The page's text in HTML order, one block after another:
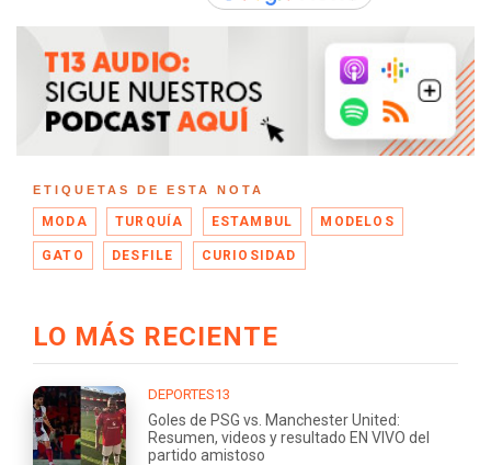
ETIQUETAS DE ESTA NOTA
MODA TURQUÍA ESTAMBUL MODELOS
GATO DESFILE CURIOSIDAD
LO MÁS RECIENTE
DEPORTES13
Goles de PSG vs. Manchester United:
Resumen, videos y resultado EN VIVO del
partido amistoso